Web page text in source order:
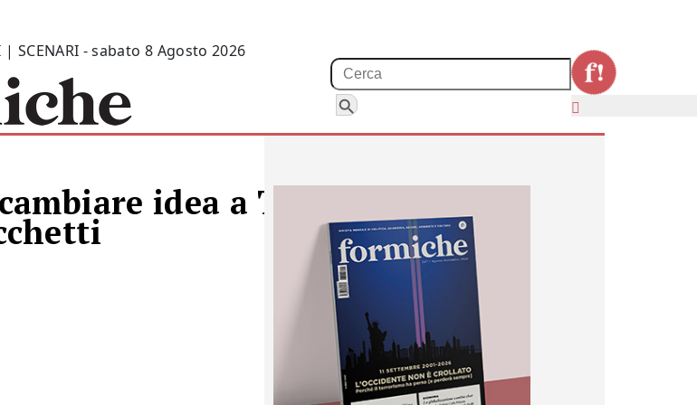
SCENARI - sabato 8 Agosto 2026
Search Button
idea a Trump sul clima (e non